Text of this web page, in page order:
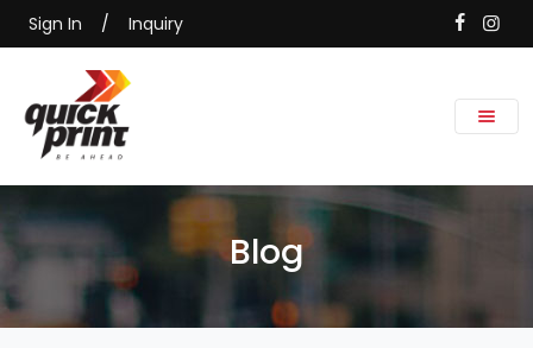
Sign In / Inquiry
Blog